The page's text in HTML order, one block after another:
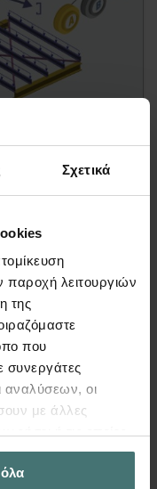
Σχετικά
παροχή λειτουργιών
της
που
συνεργάτες
αναλύσεων, οι
με άλλες
μέρους σας χρήση
Fespa
Video
πως
«Μαζικής
να
από τα
ανεξαρτήτως
Περισσότερα